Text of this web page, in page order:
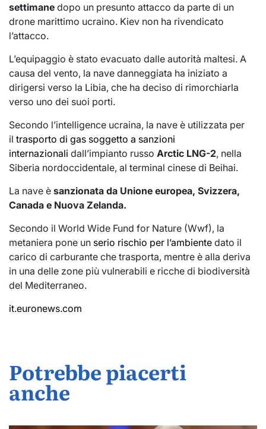
settimane dopo un presunto attacco da parte di un
drone marittimo ucraino. Kiev non ha rivendicato
l’attacco.
L’equipaggio è stato evacuato dalle autorità maltesi. A
causa del vento, la nave danneggiata ha iniziato a
dirigersi verso la Libia, che ha deciso di rimorchiarla
verso uno dei suoi porti.
Secondo l’intelligence ucraina, la nave è utilizzata per
il trasporto di gas soggetto a sanzioni
internazionali dall’impianto russo Arctic LNG-2, nella
Siberia nordoccidentale, al terminal cinese di Beihai.
La nave è sanzionata da Unione europea, Svizzera,
Canada e Nuova Zelanda.
Secondo il World Wide Fund for Nature (Wwf), la
metaniera pone un serio rischio per l’ambiente dato il
carico di carburante che trasporta, mentre è alla deriva
in una delle zone più vulnerabili e ricche di biodiversità
del Mediterraneo.
it.euronews.com
Potrebbe piacerti
anche